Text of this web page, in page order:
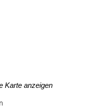
Karte anzeigen